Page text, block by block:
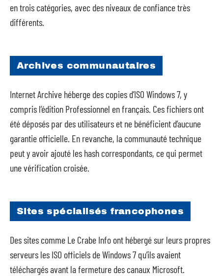
en trois catégories, avec des niveaux de confiance très
différents.
Archives communautaires
Internet Archive héberge des copies d’ISO Windows 7, y
compris l’édition Professionnel en français. Ces fichiers ont
été déposés par des utilisateurs et ne bénéficient d’aucune
garantie officielle. En revanche, la communauté technique
peut y avoir ajouté les hash correspondants, ce qui permet
une vérification croisée.
Sites spécialisés francophones
Des sites comme Le Crabe Info ont hébergé sur leurs propres
serveurs les ISO officiels de Windows 7 qu’ils avaient
téléchargés avant la fermeture des canaux Microsoft.